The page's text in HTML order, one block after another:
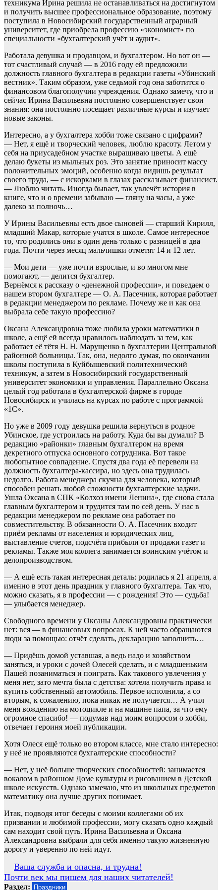
техникума Ирина решила не останавливаться на достигнутом
и получить высшее профессиональное образование, поэтому
поступила в Новосибирский государственный аграрный
университет, где приобрела профессию «экономист» по
специальности «бухгалтерский учёт и аудит».
Работала девушка и продавцом, и бухгалтером. Но вот он —
тот счастливый случай — в 2016 году ей предложили
должность главного бухгалтера в редакции газеты «Убинский
вестник». Таким образом, уже седьмой год она заботится о
финансовом благополучии учреждения. Однако замечу, что и
сейчас Ирина Васильевна постоянно совершенствует свои
знания: она постоянно посещает различные курсы и изучает
новые законы.
Интересно, а у бухгалтера хобби тоже связано с цифрами?
— Нет, я ещё и творческий человек, люблю красоту. Летом у
себя на приусадебном участке выращиваю цветы. А ещё
делаю букеты из мыльных роз. Это занятие приносит массу
положительных эмоций, особенно когда видишь результат
своего труда, — с искорками в глазах рассказывает финансист.
— Люблю читать. Иногда бывает, так увлечёт история в
книге, что и о времени забываю — гляну на часы, а уже
далеко за полночь…
У Ирины Васильевны есть двое сыновей — старший Кирилл,
младший Макар, которые учатся в школе. Самое интересное
то, что родились они в один день только с разницей в два
года. Почти через месяц мальчишки отметят 14 и 12 лет.
— Мои дети — уже почти взрослые, и во многом мне
помогают, — делится бухгалтер.
Вернёмся к рассказу о «денежной профессии», и поведаем о
нашем втором бухгалтере — О. А. Пасечник, которая работает
в редакции менеджером по рекламе. Почему же и как она
выбрала себе такую профессию?
Оксана Александровна тоже любила уроки математики в
школе, а ещё ей всегда нравилось наблюдать за тем, как
работает её тётя Н. Н. Марущенко в бухгалтерии Центральной
районной больницы. Так, она, недолго думая, по окончании
школы поступила в Куйбышевский политехнический
техникум, а затем в Новосибирский государственный
университет экономики и управления. Параллельно Оксана
целый год работала в бухгалтерской фирме в городе
Новосибирск и училась на курсах по работе с программой
«1С».
Но уже в 2009 году девушка решила вернуться в родное
Убинское, где устроилась на работу. Куда бы вы думали? В
редакцию «районки» главным бухгалтером на время
декретного отпуска основного сотрудника. Вот такое
любопытное совпадение. Спустя два года её перевели на
должность бухгалтера-кассира, но здесь она трудилась
недолго. Работа менеджера скучна для человека, который
способен решать любой сложности бухгалтерские задачи.
Ушла Оксана в СПК «Колхоз имени Ленина», где снова стала
главным бухгалтером и трудится там по сей день. У нас в
редакции менеджером по рекламе она работает по
совместительству. В обязанности О. А. Пасечник входит
приём рекламы от населения и юридических лиц,
выставление счетов, подсчёта прибыли от продажи газет и
рекламы. Также моя коллега занимается воинским учётом и
делопроизводством.
— А ещё есть такая интересная деталь: родилась я 21 апреля, а
именно в этот день праздник у главного бухгалтера. Так что,
можно сказать, я в профессии — с рождения! Это — судьба!
— улыбается менеджер.
Свободного времени у Оксаны Александровны практически
нет: вся — в финансовых вопросах. К ней часто обращаются
люди за помощью: отчёт сделать, декларацию заполнить…
— Придёшь домой уставшая, а ведь надо и хозяйством
заняться, и уроки с дочей Олесей сделать, и с младшеньким
Пашей позаниматься и поиграть. Как такового увлечения у
меня нет, зато мечта была с детства: хотела получить права и
купить собственный автомобиль. Первое исполнила, а со
вторым, к сожалению, пока никак не получается… А учил
меня вождению на мотоцикле и на машине папа, за что ему
огромное спасибо! — подумав над моим вопросом о хобби,
отвечает героиня моей публикации.
Хотя Олеся ещё только во втором классе, мне стало интересно:
у неё не проявляются бухгалтерские способности?
— Нет, у неё больше творческих способностей: занимается
вокалом в районном Доме культуры и рисованием в Детской
школе искусств. Однако замечаю, что из школьных предметов
математику она лучше других понимает.
Итак, подводя итог беседы с моими коллегами об их
призвании и любимой профессии, могу сказать одно каждый
сам находит свой путь. Ирина Васильевна и Оксана
Александровна выбрали для себя именно такую жизненную
дорогу и уверенно по ней идут.
Навигация
по
Ваша служба и опасна, и трудна!
Почти век мы пишем для наших читателей!
Раздел: Праздники